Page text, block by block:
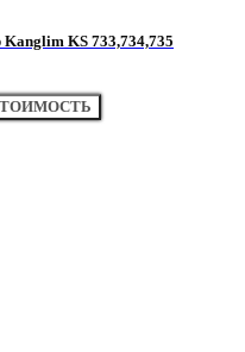
KS 733,734,735